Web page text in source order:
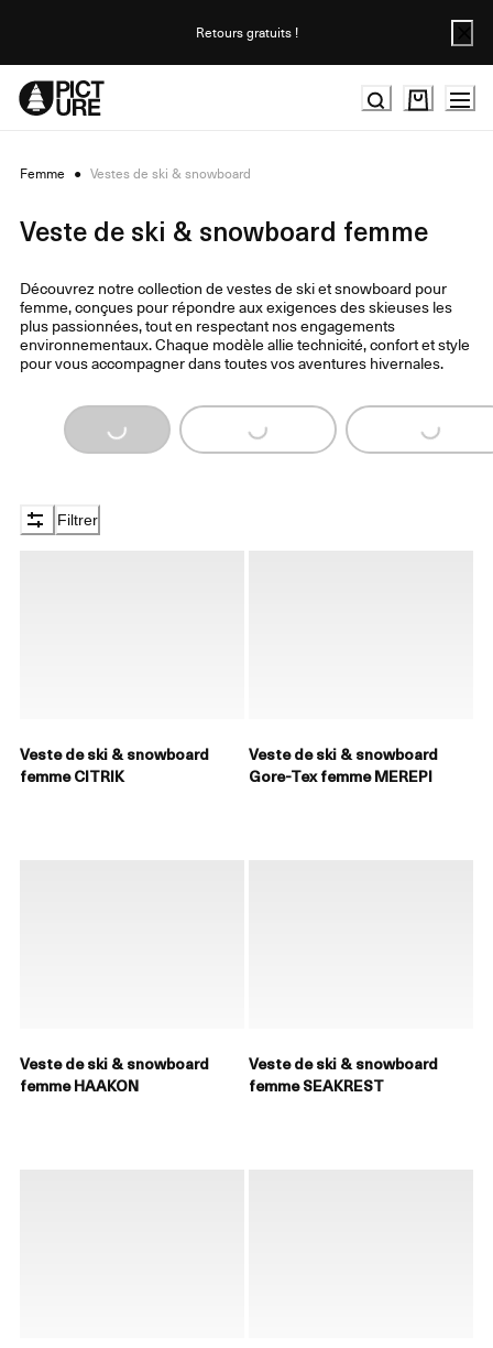
Retours gratuits !
Femme ● Vestes de ski & snowboard
Veste de ski & snowboard femme
Découvrez notre collection de vestes de ski et snowboard pour
femme, conçues pour répondre aux exigences des skieuses les
plus passionnées, tout en respectant nos engagements
environnementaux. Chaque modèle allie technicité, confort et style
pour vous accompagner dans toutes vos aventures hivernales.
Loading... Loading... Loading...
Filtrer
Veste de ski & snowboard
femme CITRIK
Veste de ski & snowboard
Gore-Tex femme MEREPI
Veste de ski & snowboard
femme HAAKON
Veste de ski & snowboard
femme SEAKREST